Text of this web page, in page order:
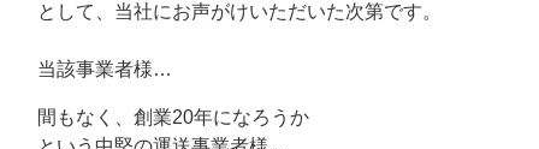
として、当社にお声がけいただいた次第です。
当該事業者様…
間もなく、創業20年になろうか